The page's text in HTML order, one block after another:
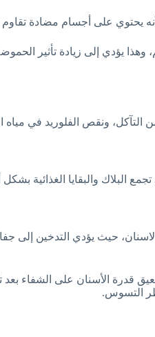
على أجسام مضادة تقاوم
يؤدي إلى زيادة تأثير
من التآكل، ونقص الفلوريد في
البلاك والبقايا الغذائية
حيث يؤدي التدخين إلى جفاف
قدرة الأسنان على الشفاء بعد
التسوس.